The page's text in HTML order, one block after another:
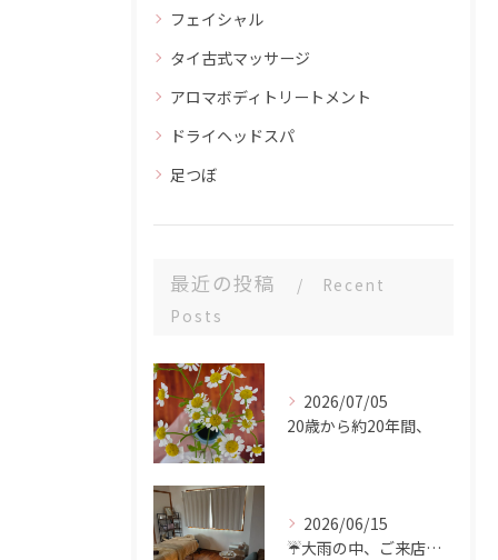
フェイシャル
タイ古式マッサージ
アロマボディトリートメント
ドライヘッドスパ
足つぼ
最近の投稿
Recent
Posts
2026/07/05
20歳から約20年間、
2026/06/15
☔️大雨の中、ご来店ありがとうございました。